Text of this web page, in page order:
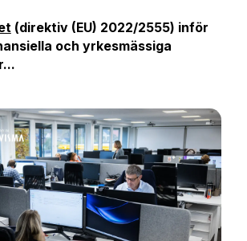
(direktiv (EU) 2022/2555) inför
och yrkesmässiga